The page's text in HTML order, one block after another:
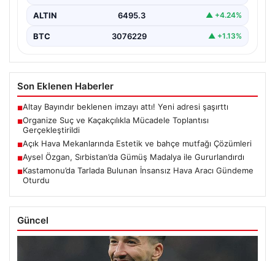
ALTIN 6495.3 ▲ +4.24%
BTC 3076229 ▲ +1.13%
Son Eklenen Haberler
■Altay Bayındır beklenen imzayı attı! Yeni adresi şaşırttı
■Organize Suç ve Kaçakçılıkla Mücadele Toplantısı
Gerçekleştirildi
■Açık Hava Mekanlarında Estetik ve bahçe mutfağı Çözümleri
■Aysel Özgan, Sırbistan’da Gümüş Madalya ile Gururlandırdı
■Kastamonu’da Tarlada Bulunan İnsansız Hava Aracı Gündeme
Oturdu
Güncel